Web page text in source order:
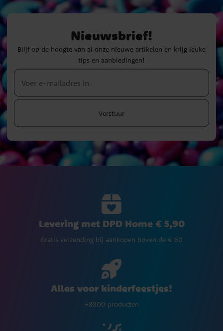
Nieuwsbrief!
Blijf op de hoogte van al onze nieuwe artikelen en krijg leuke
tips en aanbiedingen!
Verstuur
Levering met DPD Home € 5,90
Gratis verzending bij aankopen boven de € 60
Alles voor kinderfeestjes!
+8000 producten